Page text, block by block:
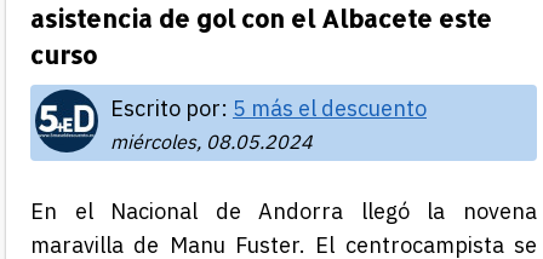
asistencia de gol con el Albacete este
curso
Escrito por: 5 más el descuento
miércoles, 08.05.2024
En el Nacional de Andorra llegó la novena
maravilla de Manu Fuster. El centrocampista se